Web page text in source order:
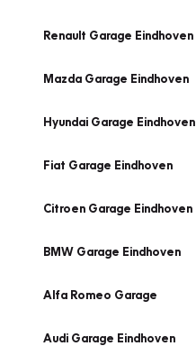
Renault Garage Eindhoven
Mazda Garage Eindhoven
Hyundai Garage Eindhoven
Fiat Garage Eindhoven
Citroen Garage Eindhoven
BMW Garage Eindhoven
Alfa Romeo Garage
Audi Garage Eindhoven